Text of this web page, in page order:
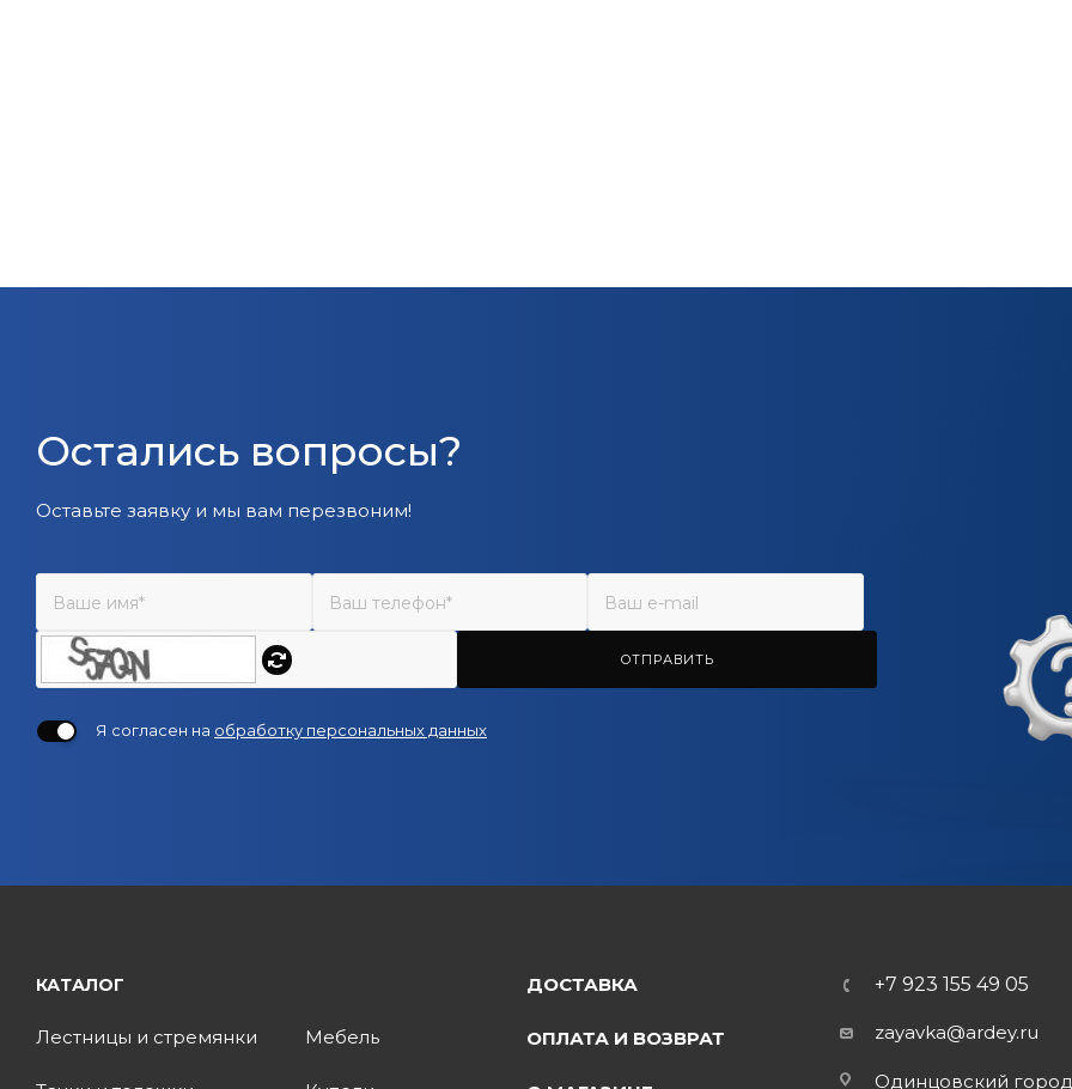
Остались вопросы?
Оставьте заявку и мы вам перезвоним!
ОТПРАВИТЬ
Я согласен на обработку персональных данных
КАТАЛОГ
Лестницы и стремянки Мебель
ДОСТАВКА
ОПЛАТА И ВОЗВРАТ
+7 923 155 49 05
zayavka@ardey.ru
Одинцовский